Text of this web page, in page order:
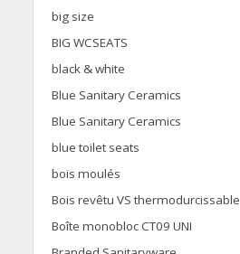
big size
BIG WCSEATS
black & white
Blue Sanitary Ceramics
Blue Sanitary Ceramics
blue toilet seats
bois moulés
Bois revêtu VS thermodurcissable
Boîte monobloc CT09 UNI